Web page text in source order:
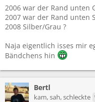
2006 war der Rand unten
2007 war der Rand unten
2008 Silber/Grau ?
Naja eigentlich isses mir
Bändchens hin
Bertl
kam, sah, schleckte